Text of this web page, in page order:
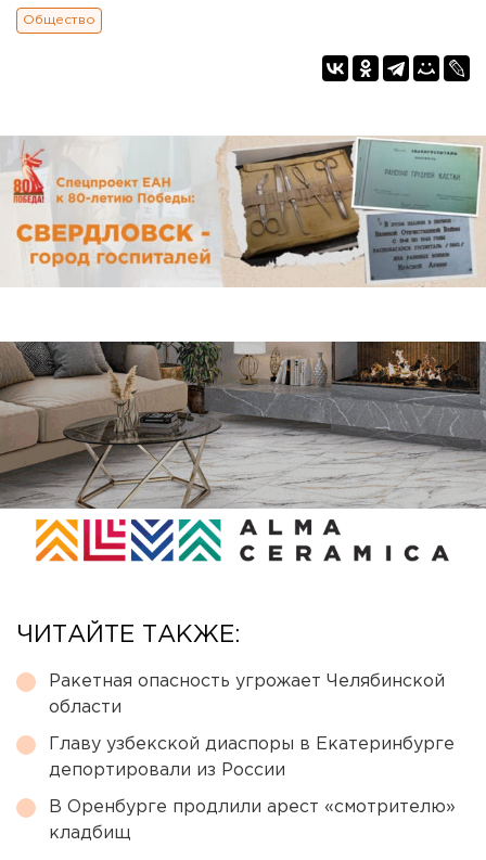
Общество
ЧИТАЙТЕ ТАКЖЕ:
Ракетная опасность угрожает Челябинской
области
Главу узбекской диаспоры в Екатеринбурге
депортировали из России
В Оренбурге продлили арест «смотрителю»
кладбищ